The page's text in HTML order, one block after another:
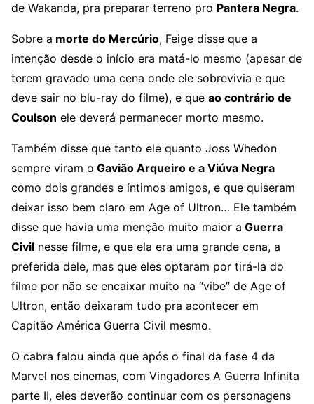
de Wakanda, pra preparar terreno pro Pantera Negra.
Sobre a morte do Mercúrio, Feige disse que a
intenção desde o início era matá-lo mesmo (apesar de
terem gravado uma cena onde ele sobrevivia e que
deve sair no blu-ray do filme), e que ao contrário de
Coulson ele deverá permanecer morto mesmo.
Também disse que tanto ele quanto Joss Whedon
sempre viram o Gavião Arqueiro e a Viúva Negra
como dois grandes e íntimos amigos, e que quiseram
deixar isso bem claro em Age of Ultron… Ele também
disse que havia uma menção muito maior a Guerra
Civil nesse filme, e que ela era uma grande cena, a
preferida dele, mas que eles optaram por tirá-la do
filme por não se encaixar muito na “vibe” de Age of
Ultron, então deixaram tudo pra acontecer em
Capitão América Guerra Civil mesmo.
O cabra falou ainda que após o final da fase 4 da
Marvel nos cinemas, com Vingadores A Guerra Infinita
parte II, eles deverão continuar com os personagens